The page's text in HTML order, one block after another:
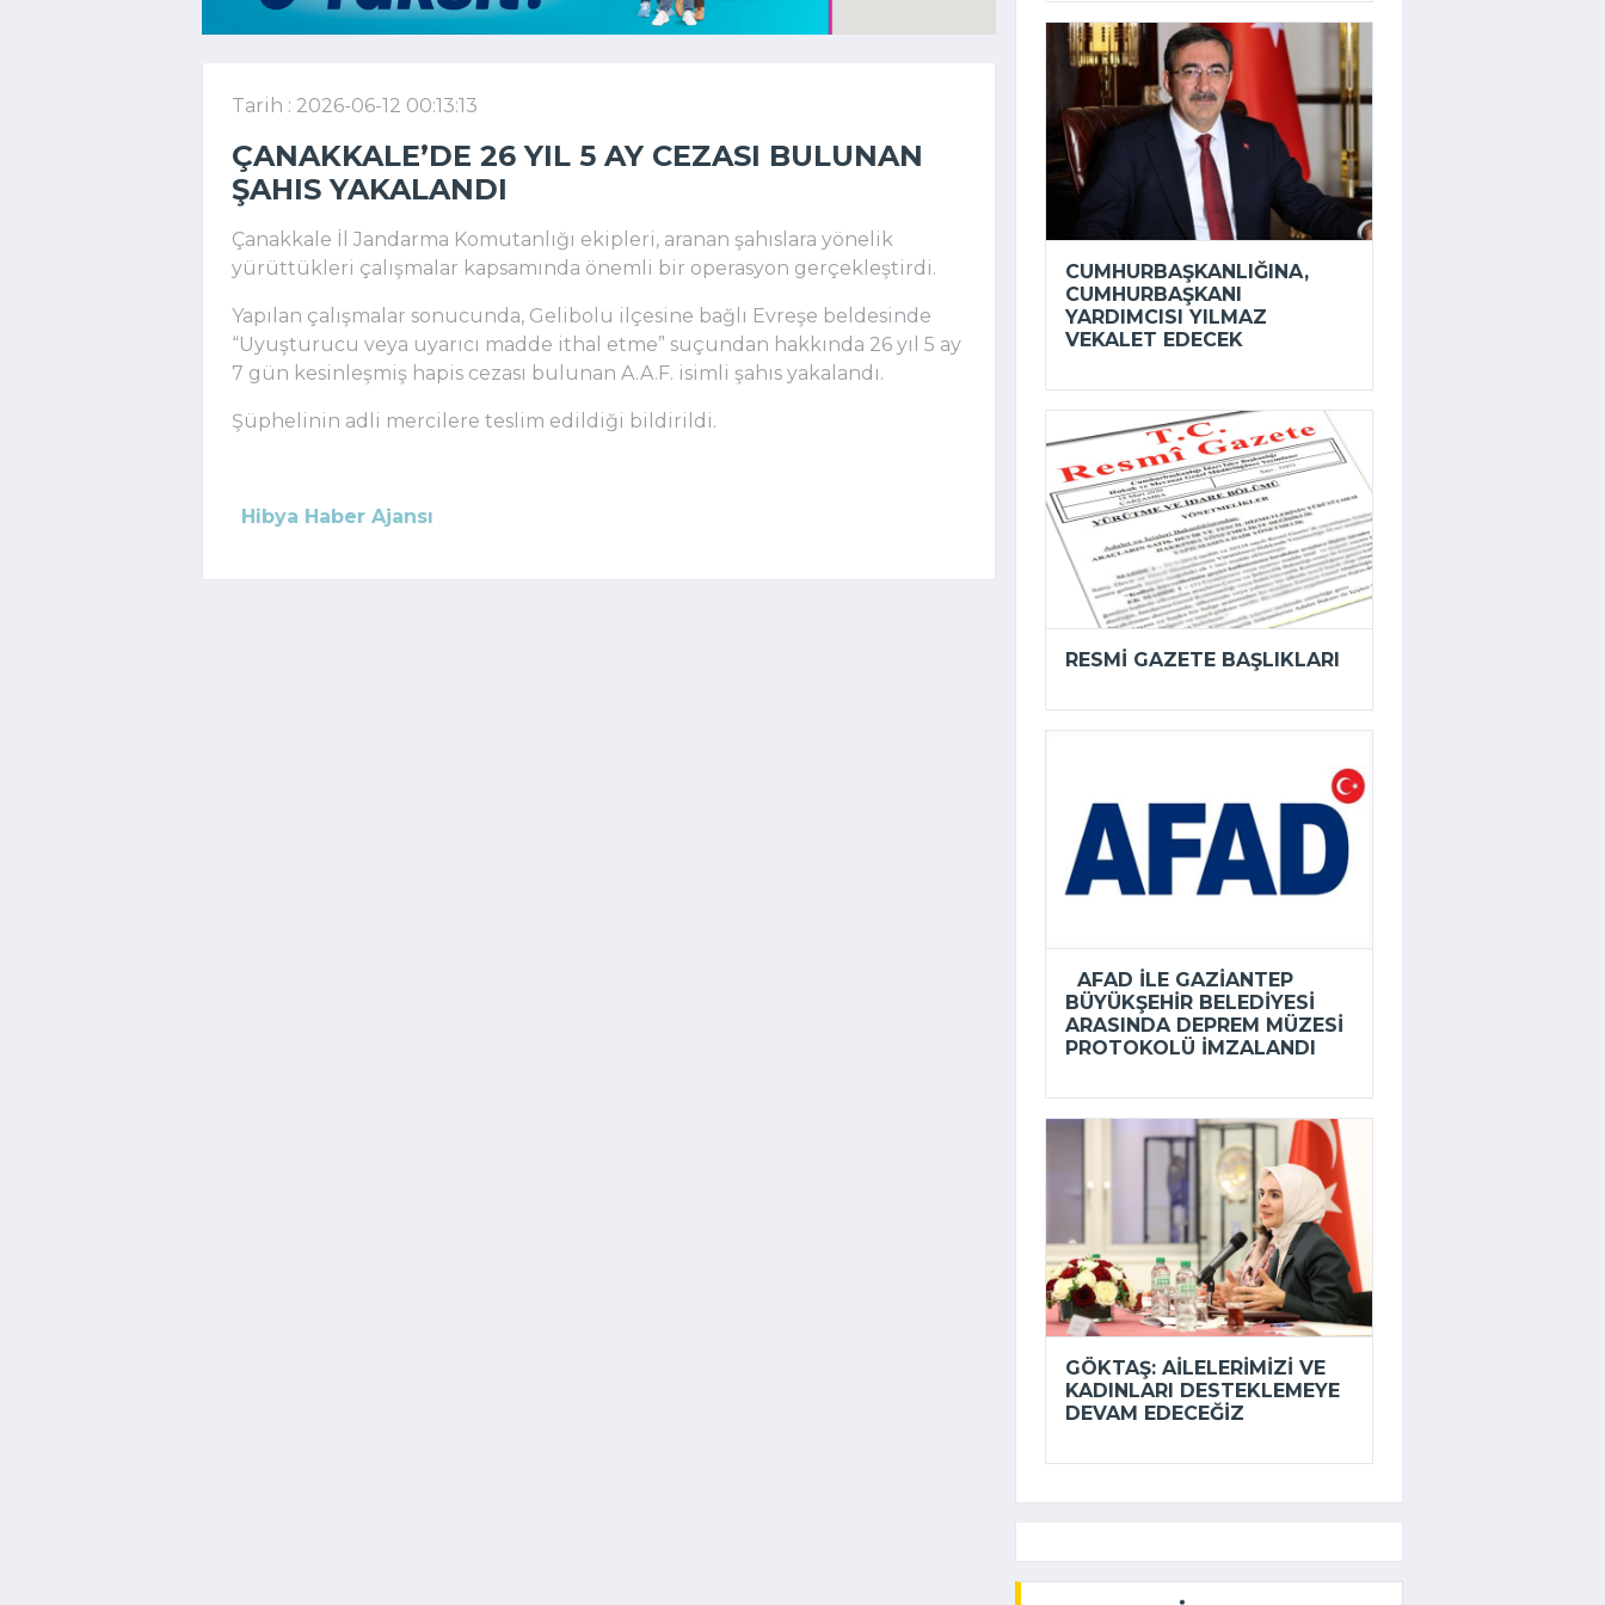
Tarih : 2026-06-12 00:13:13
ÇANAKKALE’DE 26 YIL 5 AY CEZASI BULUNAN
ŞAHIS YAKALANDI
Çanakkale İl Jandarma Komutanlığı ekipleri, aranan şahıslara yönelik
yürüttükleri çalışmalar kapsamında önemli bir operasyon gerçekleştirdi.
Yapılan çalışmalar sonucunda, Gelibolu ilçesine bağlı Evreşe beldesinde
“Uyuşturucu veya uyarıcı madde ithal etme” suçundan hakkında 26 yıl 5 ay
7 gün kesinleşmiş hapis cezası bulunan A.A.F. isimli şahıs yakalandı.
Şüphelinin adli mercilere teslim edildiği bildirildi.
Hibya Haber Ajansı
CUMHURBAŞKANLIĞINA,
CUMHURBAŞKANI
YARDIMCISI YILMAZ
VEKALET EDECEK
RESMI GAZETE BAŞLIKLARI
AFAD ILE GAZIANTEP
BÜYÜKŞEHIR BELEDIYESI
ARASINDA DEPREM MÜZESI
PROTOKOLÜ IMZALANDI
GÖKTAŞ: AILELERIMIZI VE
KADINLARI DESTEKLEMEYE
DEVAM EDECEĞIZ